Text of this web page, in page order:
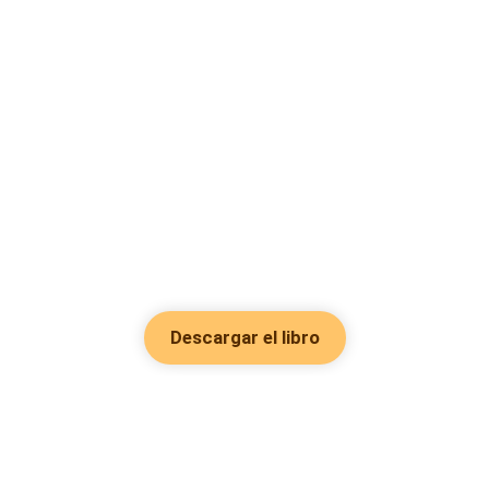
Descargar el libro